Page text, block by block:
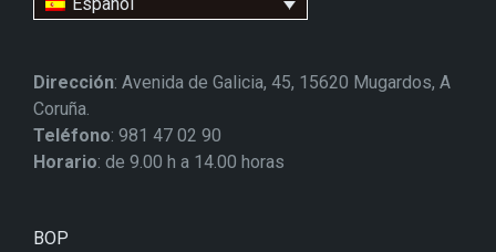
Español
Dirección: Avenida de Galicia, 45, 15620 Mugardos, A
Coruña.
Teléfono: 981 47 02 90
Horario: de 9.00 h a 14.00 horas
BOP